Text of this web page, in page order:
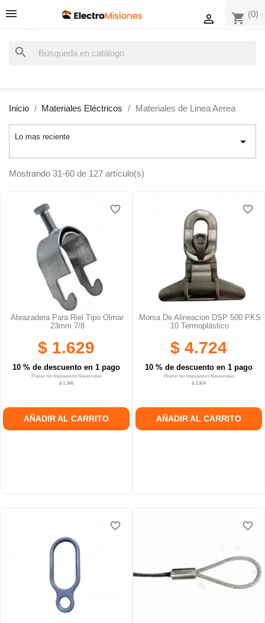
shopping_cart (0)

search
Inicio Materiales Eléctricos Materiales de Linea Aerea
Lo mas reciente 
Mostrando 31-60 de 127 artículo(s)
Abrazadera Para Riel Tipo Olmar
23mm 7/8
$ 1.629
10 % de descuento en 1 pago
Precio sin Impuestos Nacionales
$ 1.346
AÑADIR AL CARRITO
favorite_border
favorite_border
favorite_border
Morsa De Alineacion DSP 500 PKS
10 Termoplástico
$ 4.724
10 % de descuento en 1 pago
Precio sin Impuestos Nacionales
$ 3.904
AÑADIR AL CARRITO
favorite_border
favorite_border
favorite_border
favorite_border
favorite_border
favorite_border favorite_border
favorite_border
favorite_border